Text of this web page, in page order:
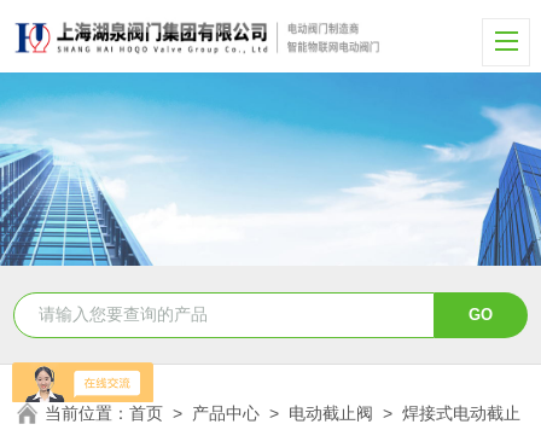
当前位置：首页 > 产品中心 > 电动截止阀 >焊接式电动截止